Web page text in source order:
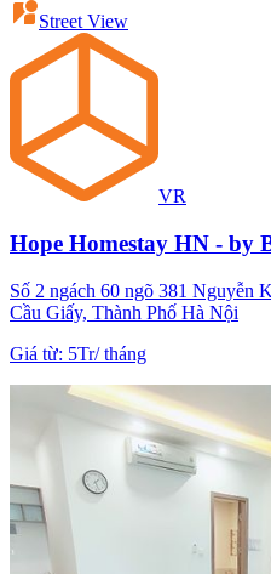
Street View
VR
Hope Homestay HN - by
Số 2 ngách 60 ngõ 381 Nguyễn
Cầu Giấy, Thành Phố Hà Nội
Giá từ: 5Tr/tháng